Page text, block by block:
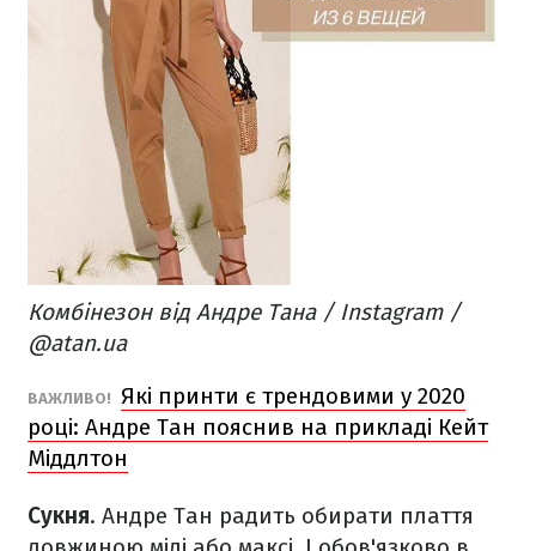
Комбінезон від Андре Тана / Instagram /
@atan.ua
ВАЖЛИВО! Які принти є трендовими у 2020
році: Андре Тан пояснив на прикладі Кейт
Міддлтон
Сукня. Андре Тан радить обирати плаття